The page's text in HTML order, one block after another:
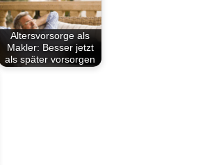
Altersvorsorge als
Makler: Besser jetzt
als später vorsorgen